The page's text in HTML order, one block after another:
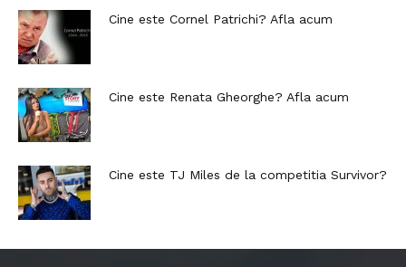
Cine este Cornel Patrichi? Afla acum
Cine este Renata Gheorghe? Afla acum
Cine este TJ Miles de la competitia Survivor?